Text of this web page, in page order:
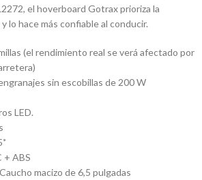
el hoverboard Gotrax prioriza la
lo hace más confiable al conducir.
(el rendimiento real se verá afectado por
sin escobillas de 200 W
LED.
+ ABS
macizo de 6,5 pulgadas